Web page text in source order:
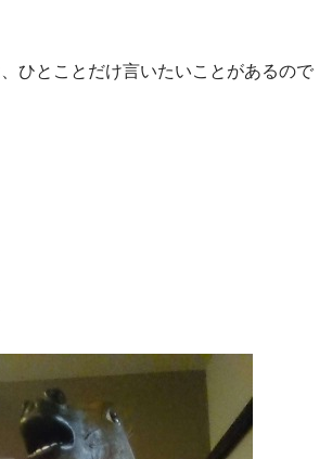
ひとことだけ言いたいことがあるので